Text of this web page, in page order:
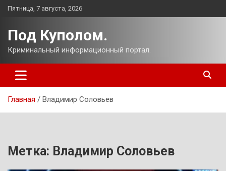
Перейти
Пятница, 7 августа, 2026
Под Куполом.
Криминальный информационный портал.
Главная Владимир Соловьев
Метка: Владимир Соловьев